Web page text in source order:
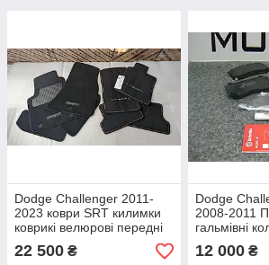
Dodge Challenger 2011-
2023 коври SRT килимки
коврикі велюрові передні
задні чорні Нові Оригінал
22 500 ₴
Dodge
2008-2011
гальмівні
Оригінал
12 000₴